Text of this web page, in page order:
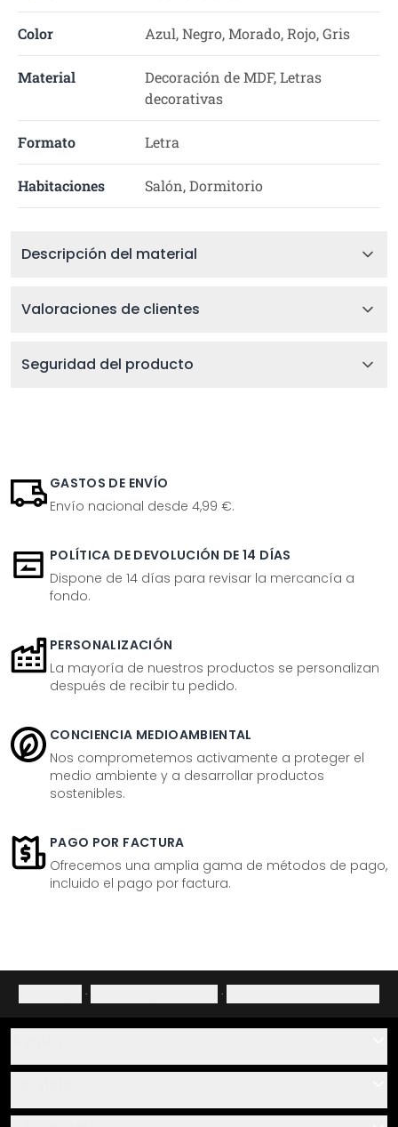
Color Azul, Negro, Morado, Rojo, Gris
Material
Decoración de MDF, Letras
decorativas
Formato Letra
Habitaciones Salón, Dormitorio
Descripción del material
Valoraciones de clientes
Seguridad del producto
GASTOS DE ENVÍO
Envío nacional desde 4,99 €.
POLÍTICA DE DEVOLUCIÓN DE 14 DÍAS
Dispone de 14 días para revisar la mercancía a
fondo.
PERSONALIZACIÓN
La mayoría de nuestros productos se personalizan
después de recibir tu pedido.
CONCIENCIA MEDIOAMBIENTAL
Nos comprometemos activamente a proteger el
medio ambiente y a desarrollar productos
sostenibles.
PAGO POR FACTURA
Ofrecemos una amplia gama de métodos de pago,
incluido el pago por factura.
· ·
Sobre nosotros